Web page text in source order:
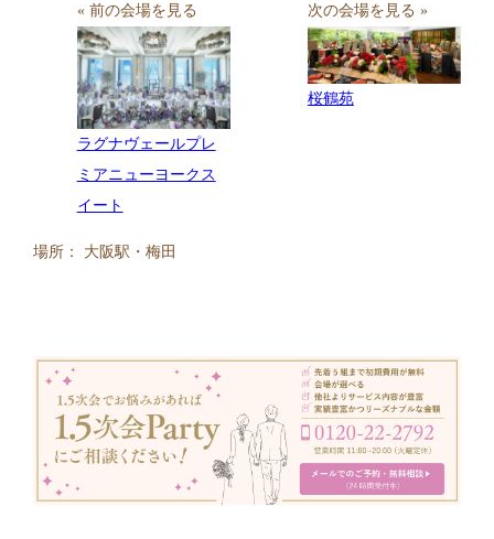
« 前の会場を見る
ラグナヴェールプレ
ミアニューヨークス
イート
次の会場を見る »
桜鶴苑
場所： 大阪駅・梅田